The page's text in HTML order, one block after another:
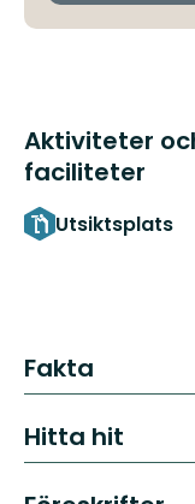
Aktiviteter
faciliteter
Utsiktsplats
Fakta
Hitta hit